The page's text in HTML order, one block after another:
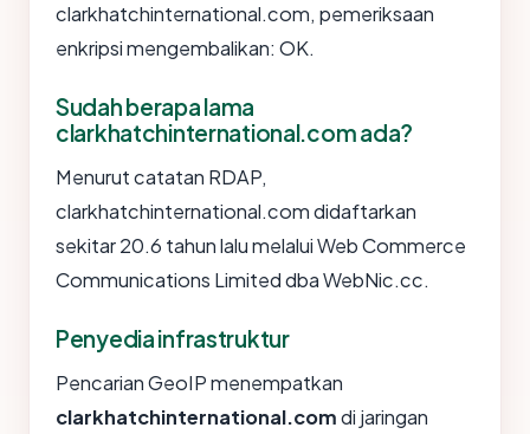
clarkhatchinternational.com, pemeriksaan
enkripsi mengembalikan: OK.
Sudah berapa lama
clarkhatchinternational.com ada?
Menurut catatan RDAP,
clarkhatchinternational.com didaftarkan
sekitar 20.6 tahun lalu melalui Web Commerce
Communications Limited dba WebNic.cc.
Penyedia infrastruktur
Pencarian GeoIP menempatkan
clarkhatchinternational.comdi jaringan